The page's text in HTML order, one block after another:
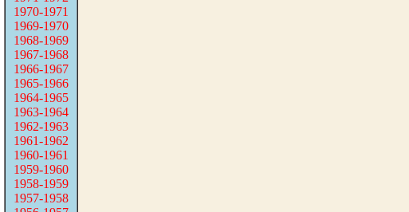
1970-1971
1969-1970
1968-1969
1967-1968
1966-1967
1965-1966
1964-1965
1963-1964
1962-1963
1961-1962
1960-1961
1959-1960
1958-1959
1957-1958